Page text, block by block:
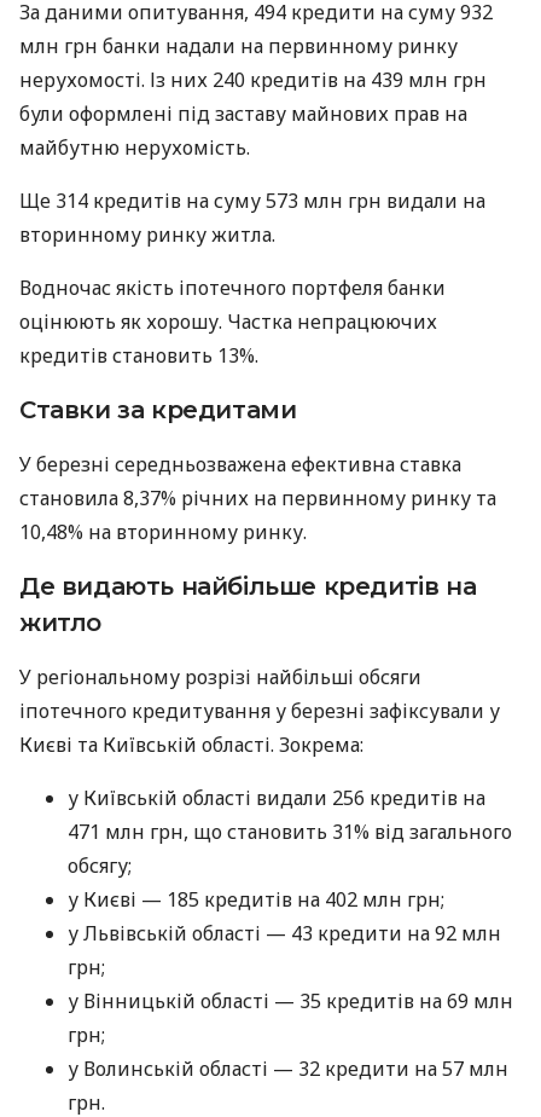
За даними опитування, 494 кредити на суму 932
млн грн банки надали на первинному ринку
нерухомості. Із них 240 кредитів на 439 млн грн
були оформлені під заставу майнових прав на
майбутню нерухомість.
Ще 314 кредитів на суму 573 млн грн видали на
вторинному ринку житла.
Водночас якість іпотечного портфеля банки
оцінюють як хорошу. Частка непрацюючих
кредитів становить 13%.
Ставки за кредитами
У березні середньозважена ефективна ставка
становила 8,37% річних на первинному ринку та
10,48% на вторинному ринку.
Де видають найбільше кредитів на
житло
У регіональному розрізі найбільші обсяги
іпотечного кредитування у березні зафіксували у
Києві та Київській області. Зокрема:
у Київській області видали 256 кредитів на
471 млн грн, що становить 31% від загального
обсягу;
у Києві — 185 кредитів на 402 млн грн;
у Львівській області — 43 кредити на 92 млн
грн;
у Вінницькій області — 35 кредитів на 69 млн
грн;
у Волинській області — 32 кредити на 57 млн
грн.